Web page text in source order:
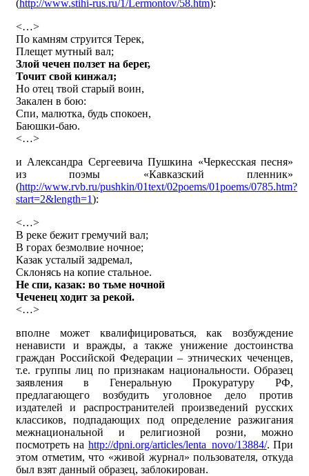
(http://www.stihi-rus.ru/1/Lermontov/58.htm):
<…>
По камням струится Терек,
Плещет мутный вал;
Злой чечен ползет на берег,
Точит свой кинжал;
Но отец твой старый воин,
Закален в бою:
Спи, малютка, будь спокоен,
Баюшки-баю.
<…>
и Александра Сергеевича Пушкина «Черкесская песня»
из поэмы «Кавказский пленник»
(http://www.rvb.ru/pushkin/01text/02poems/01poems/0785.htm?
start=2&length=1):
<…>
В реке бежит гремучий вал;
В горах безмолвие ночное;
Казак усталый задремал,
Склонясь на копие стальное.
Не спи, казак: во тьме ночной
Чеченец ходит за рекой.
<…>
вполне может квалифицироваться, как возбуждение
ненависти и вражды, а также унижение достоинства
граждан Российской Федерации – этнических чеченцев,
т.е. группы лиц по признакам национальности. Образец
заявления в Генеральную Прокуратуру РФ,
предлагающего возбудить уголовное дело против
издателей и распространителей произведений русских
классиков, подпадающих под определение разжигания
межнациональной и религиозной розни, можно
посмотреть на http://dpni.org/articles/lenta_novo/13884/. При
этом отметим, что «живой журнал» пользователя, откуда
был взят данный образец, заблокирован.